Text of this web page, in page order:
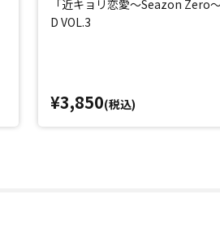
「近キョリ恋愛～Seazon Zero
D VOL.3
¥3,850(税込)